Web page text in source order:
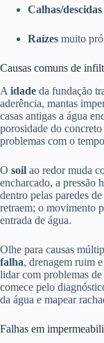
Calhas/descidas
Raízes muito
Causas comuns de
A idade da fundação
aderência, mantas
casas antigas a água
porosidade do
problemas com o
O soil ao redor muda
encharcado, a pressão
dentro pelas paredes
retraem; o movimento
entrada de água.
Olhe para causas
falha, drenagem ruim
lidar com problemas
comece pelo
da água e mapear
Falhas em